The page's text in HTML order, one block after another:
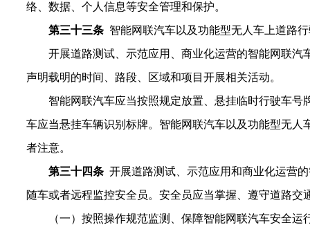
络、数据、个人信息等安全管理和保护。
第三十三条智能网联汽车以及功能型无人车上道路
开展道路测试、示范应用、商业化运营的智能网联
声明载明的时间、路段、区域和项目开展相关活动。
智能网联汽车应当按照规定放置、悬挂临时行驶车号
车应当悬挂车辆识别标牌。智能网联汽车以及功能型无人
者注意。
第三十四条开展道路测试、示范应用和商业化运营
随车或者远程监控安全员。安全员应当掌握、遵守道路交
（一）按照操作规范监测、保障智能网联汽车安全运